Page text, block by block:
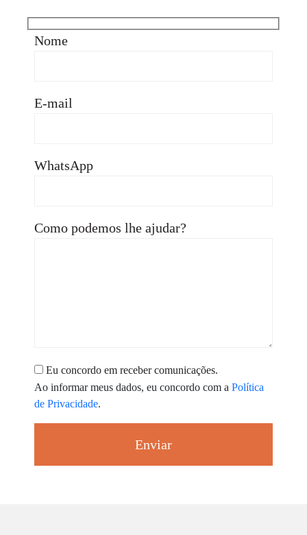
Nome
E-mail
WhatsApp
Como podemos lhe ajudar?
Eu concordo em receber comunicações.
Ao informar meus dados, eu concordo com a Política
de Privacidade.